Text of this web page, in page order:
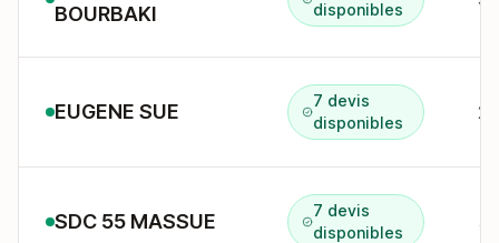
BOURBAKI
disponibles
EUGENE SUE
7 devis
disponibles
SDC 55 MASSUE
7 devis
disponibles